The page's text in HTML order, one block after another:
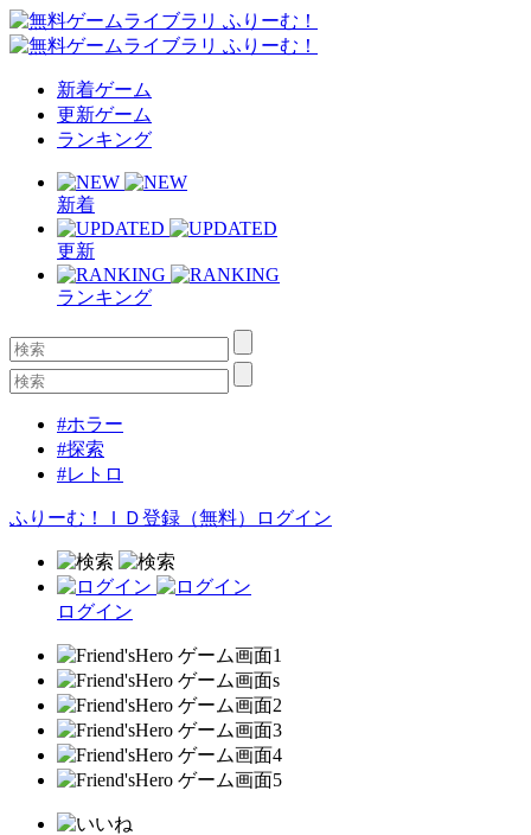
新着ゲーム
更新ゲーム
ランキング
新着
更新
ランキング
#ホラー
#探索
#レトロ
ふりーむ！ＩＤ登録（無料） ログイン
ログイン